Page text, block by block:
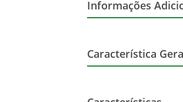
Informações
Característica